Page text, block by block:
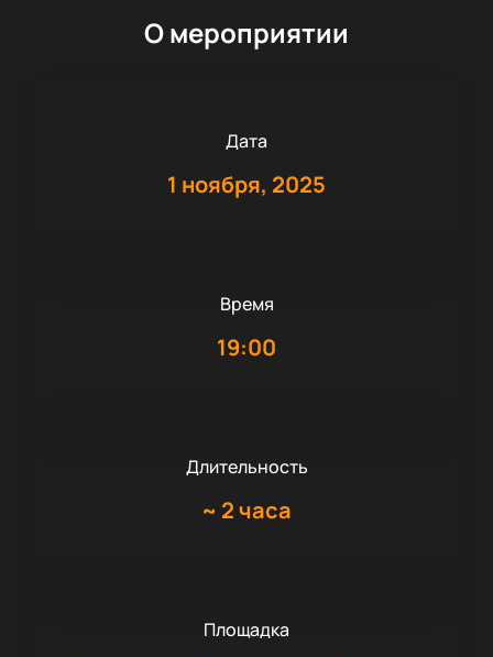
О мероприятии
Дата
1 ноября, 2025
Время
19:00
Длительность
~ 2 часа
Площадка